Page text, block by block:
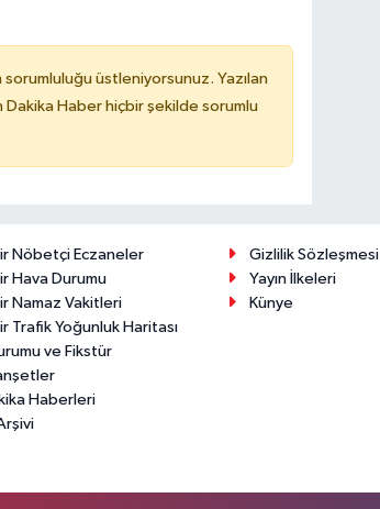
üstleniyorsunuz. Yazılan
Haber hiçbir şekilde sorumlu
Nöbetçi Eczaneler
Hava Durumu
Namaz Vakitleri
Trafik Yoğunluk Haritası
ve Fikstür
Haberleri
Gizlilik Sözleşmesi
Yayın İlkeleri
Künye